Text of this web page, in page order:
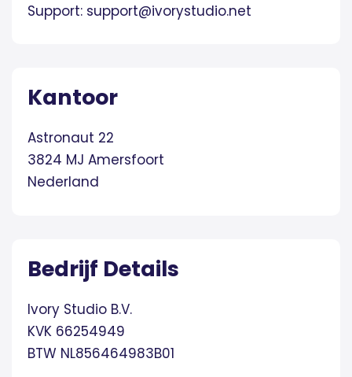
Support: support@ivorystudio.net
Kantoor
Astronaut 22
3824 MJ Amersfoort
Nederland
Bedrijf Details
Ivory Studio B.V.
KVK 66254949
BTW NL856464983B01